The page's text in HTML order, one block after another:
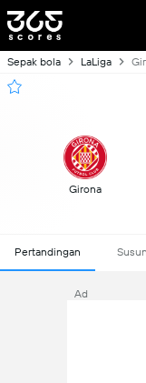
Sepak bola LaLiga
Girona
Pertandingan
Ad